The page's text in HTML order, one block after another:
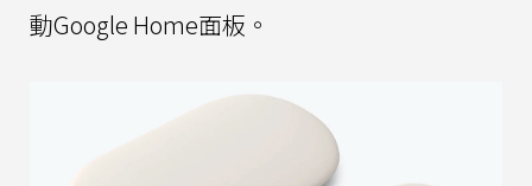
動Google Home面板。